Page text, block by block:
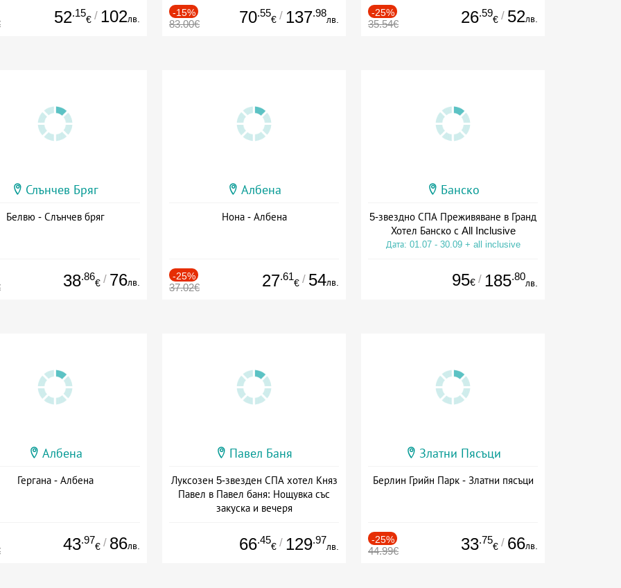
52.15
€ / 102лв.
-15%
83.00€ 70.55
€ / 137.98
лв.
-25%
35.54€ 26.59
€ / 52лв.
Слънчев Бряг
Белвю - Слънчев бряг
38.86
€ / 76лв.
Албена
Нона - Албена
-25%
37.02€ 27.61
€ / 54лв.
Банско
5-звездно СПА Преживяване в Гранд
Хотел Банско с All Inclusive
Дата: 01.07 - 30.09 + all inclusive
95€ / 185.80
лв.
Албена
Гергана - Албена
43.97
€ / 86лв.
Павел Баня
Луксозен 5-звезден СПА хотел Княз
Павел в Павел баня: Нощувка със
закуска и вечеря
66.45
€ / 129.97
лв.
Златни Пясъци
Берлин Грийн Парк - Златни пясъци
-25%
44.99€ 33.75
€ / 66лв.